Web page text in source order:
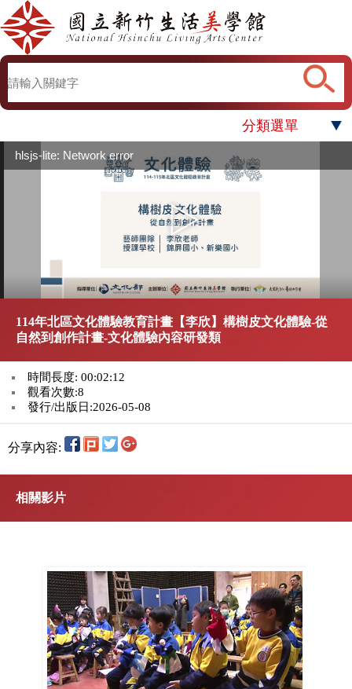
分類選單
hlsjs-lite: Network error
114年北區文化體驗教育計畫【李欣】構樹皮文化體驗-從
自然到創作計畫-文化體驗內容研發類
時間長度: 00:02:12
觀看次數:8
發行/出版日:2026-05-08
分享內容:
相關影片